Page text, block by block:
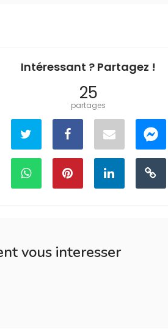
Intéressant ? Partagez !
25
partages
vous interesser